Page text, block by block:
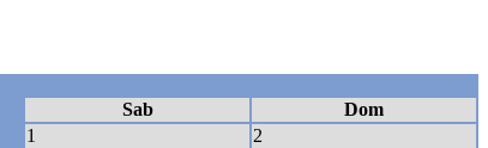
Sab
Dom
1
2